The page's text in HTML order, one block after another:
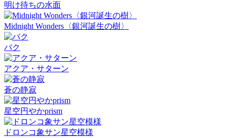
明け待ちの水面
Midnight Wonders〈銀河誕生の樹〉
バク
アクア・サターン
蒼の静寂
星空円やかprism
ドロンコ象サン星空模様